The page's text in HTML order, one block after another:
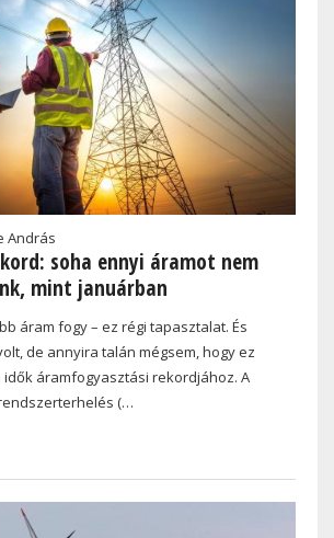
András
soha ennyi áramot nem
mint januárban
áram fogy – ez régi tapasztalat. És
de annyira talán mégsem, hogy ez
áramfogyasztási rekordjához. A
(…